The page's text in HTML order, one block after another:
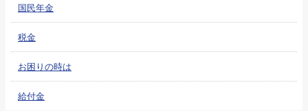
国民年金
税金
お困りの時は
給付金